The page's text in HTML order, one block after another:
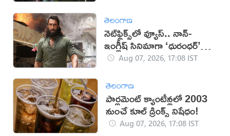
తెలంగాణ
నెట్‌ఫ్లిక్స్‌లో వ్యూస్.. నాన్-
ఇంగ్లీష్ సినిమాగా ‘ధురంధర్’
రికార్డుAug 07, 2026, 17:08 IST
తెలంగాణ
పార్లమెంట్ క్యాంటీన్లలో 2003
నుంచే కూల్ డ్రింక్స్ నిషేధం!
Aug 07, 2026, 17:08 IST